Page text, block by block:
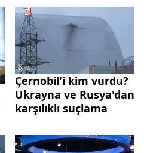
Çernobil'de uçak
savar sesi duyuldu
Çernobil'i kim vurdu?
Ukrayna ve Rusya'dan
karşılıklı suçlama